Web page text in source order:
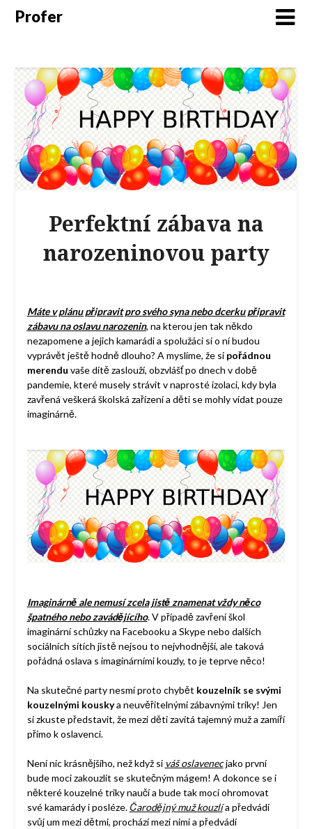
Profer
Perfektní zábava na
narozeninovou party
Máte v plánu připravit pro svého syna nebo dcerku připravit
zábavu na oslavu narozenin, na kterou jen tak někdo
nezapomene a jejich kamarádi a spolužáci si o ní budou
vyprávět ještě hodně dlouho? A myslíme, že si pořádnou
merendu vaše dítě zaslouží, obzvlášť po dnech v době
pandemie, které musely strávit v naprosté izolaci, kdy byla
zavřená veškerá školská zařízení a děti se mohly vídat pouze
imaginárně.
Imaginárně ale nemusí zcela jistě znamenat vždy něco
špatného nebo zavádějícího. V případě zavření škol
imaginární schůzky na Facebooku a Skype nebo dalších
sociálních sítích jistě nejsou to nejvhodnější, ale taková
pořádná oslava s imaginárními kouzly, to je teprve něco!
Na skutečné party nesmí proto chybět kouzelník se svými
kouzelnými kouskya neuvěřitelnými zábavnými triky! Jen
si zkuste představit, že mezi děti zavítá tajemný muž a zamíří
přímo k oslavenci.
Není nic krásnějšího, než když si váš oslavenecjako první
bude moci zakouzlit se skutečným mágem! A dokonce se i
některé kouzelné triky naučí a bude tak moci ohromovat
své kamarády i posléze. Čarodějný muž kouzlía předvádí
svůj um mezi dětmi, prochází mezi nimi a předvádí